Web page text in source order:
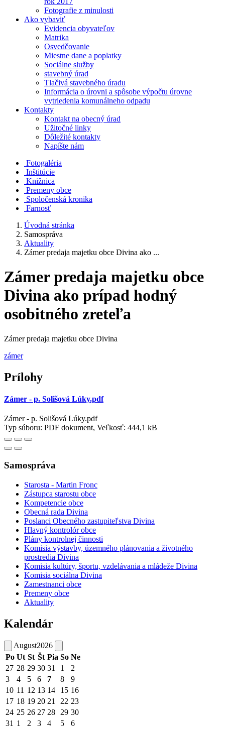
Fotografie z minulosti
Ako vybaviť
Evidencia obyvateľov
Matrika
Osvedčovanie
Miestne dane a poplatky
Sociálne služby
stavebný úrad
Tlačivá stavebného úradu
Informácia o úrovni a spôsobe výpočtu úrovne
vytriedenia komunálneho odpadu
Kontakty
Kontakt na obecný úrad
Užitočné linky
Dôležité kontakty
Napíšte nám
Fotogaléria
Inštitúcie
Knižnica
Premeny obce
Spoločenská kronika
Farnosť
Úvodná stránka
Samospráva
Aktuality
Zámer predaja majetku obce Divina ako ...
Zámer predaja majetku obce
Divina ako prípad hodný
osobitného zreteľa
Zámer predaja majetku obce Divina
zámer
Prílohy
Zámer - p. Solišová Lúky.pdf
Zámer - p. Solišová Lúky.pdf
Typ súboru: PDF dokument, Veľkosť: 444,1 kB
Samospráva
Starosta - Martin Fronc
Zástupca starostu obce
Kompetencie obce
Obecná rada Divina
Poslanci Obecného zastupiteľstva Divina
Hlavný kontrolór obce
Plány kontrolnej činnosti
Komisia výstavby, územného plánovania a životného
prostredia Divina
Komisia kultúry, športu, vzdelávania a mládeže Divina
Komisia sociálna Divina
Zamestnanci obce
Premeny obce
Aktuality
Kalendár
August2026
Po Ut St Št Pia So Ne
27 28 29 30 31 1
2
3
4 5 6 7 8
9
10 11 12 13 14 15 16
17 18 19 20 21 22 23
24 25 26 27 28 29 30
31 1 2 3 4 5 6